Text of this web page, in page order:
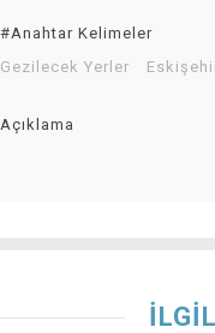
#Anahtar Kelimeler
Gezilecek Yerler
Açıklama